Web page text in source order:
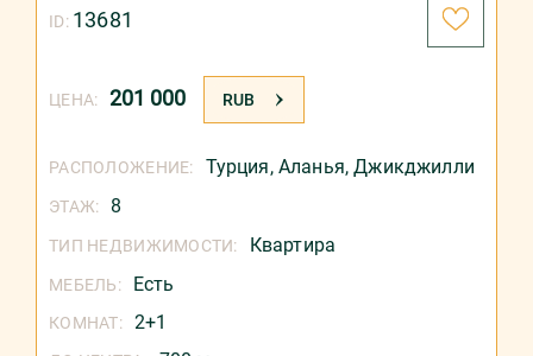
ЦЕНА: 201 000 RUB
ID: 13681
РАСПОЛОЖЕНИЕ: Турция, Аланья,Джикджилли
ЭТАЖ: 8
ТИП НЕДВИЖИМОСТИ: Квартира
МЕБЕЛЬ: Есть
КОМНАТ: 2+1